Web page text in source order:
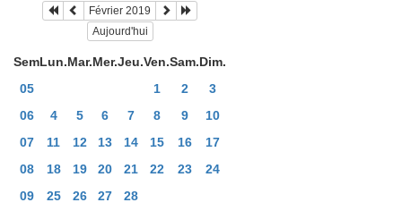
Février 2019
Aujourd'hui
SemLun.Mar.Mer.Jeu.Ven.Sam.Dim.
05
1 2
3
06
4 5 6 7 8 9
10
07
11 12 13 14 15 16
17
08
18 19 20 21 22 23
24
09
25 26 27 28